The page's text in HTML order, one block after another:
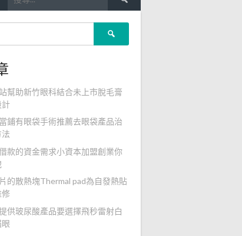
尋
關
鍵
幫助新竹眼科結合未上市脫毛膏
計
鋪有眼袋手術推薦去眼袋產品治
款的資金需求小資本加盟創業你
的散熱塊Thermal pad為自發熱貼
修
供玻尿酸產品要選擇飛秒雷射白